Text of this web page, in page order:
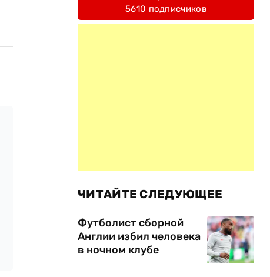
5610 подписчиков
ЧИТАЙТЕ СЛЕДУЮЩЕЕ
Футболист сборной
Англии избил человека
в ночном клубе